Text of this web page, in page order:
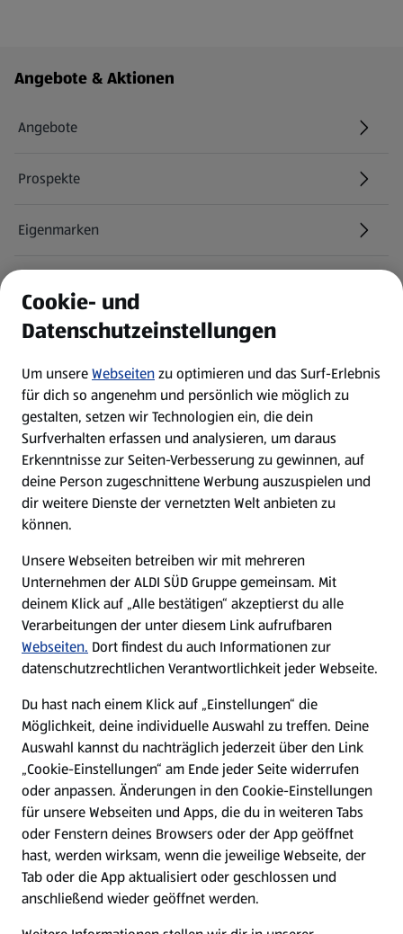
Fußzeilenmenü - weitere Links
Angebote & Aktionen
Angebote
Prospekte
Eigenmarken
Newsletter
WhatsApp
Über ALDI SÜD
Filialen
Nachhaltigkeit
Karriere
Presse
Hilfe & Kontakt
(öffnet in einem neuen Tab)
Unternehmen
Folge uns hier:
Cookie- und
Datenschutzeinstellungen
Um unsereWebseitenzu optimieren und das Surf-Erlebnis
für dich so angenehm und persönlich wie möglich zu
gestalten, setzen wir Technologien ein, die dein
Surfverhalten erfassen und analysieren, um daraus
Erkenntnisse zur Seiten-Verbesserung zu gewinnen, auf
deine Person zugeschnittene Werbung auszuspielen und
dir weitere Dienste der vernetzten Welt anbieten zu
können.
Unsere Webseiten betreiben wir mit mehreren
Unternehmen der ALDI SÜD Gruppe gemeinsam. Mit
deinem Klick auf „Alle bestätigen“ akzeptierst du alle
Verarbeitungen der unter diesem Link aufrufbaren
Webseiten. Dort findest du auch Informationen zur
datenschutzrechtlichen Verantwortlichkeit jeder Webseite.
Du hast nach einem Klick auf „Einstellungen“ die
Möglichkeit, deine individuelle Auswahl zu treffen. Deine
Auswahl kannst du nachträglich jederzeit über den Link
„Cookie-Einstellungen“ am Ende jeder Seite widerrufen
oder anpassen. Änderungen in den Cookie-Einstellungen
für unsere Webseiten und Apps, die du in weiteren Tabs
oder Fenstern deines Browsers oder der App geöffnet
hast, werden wirksam, wenn die jeweilige Webseite, der
Tab oder die App aktualisiert oder geschlossen und
anschließend wieder geöffnet werden.